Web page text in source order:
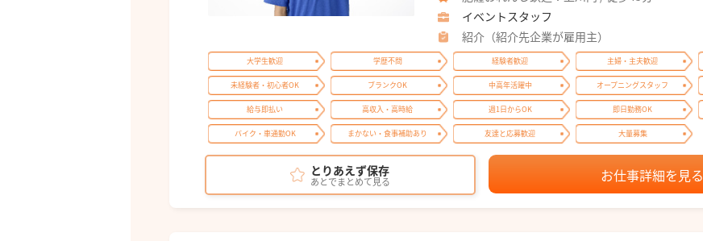
イベントスタッフ
紹介（紹介先企業が雇用主）
大学生歓迎 学歴不問 経験者歓迎 主婦・主夫歓迎
未経験者・初心者OK ブランクOK 中高年活躍中 オープニングスタッフ
給与即払い 高収入・高時給 週1日からOK 即日勤務OK
バイク・車通勤OK まかない・食事補助あり 友達と応募歓迎 大量募集
とりあえず保存
あとでまとめて見る お仕事詳細を見る